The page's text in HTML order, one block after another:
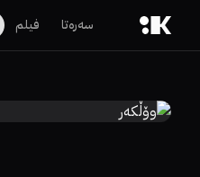
سەرەتا فیلم